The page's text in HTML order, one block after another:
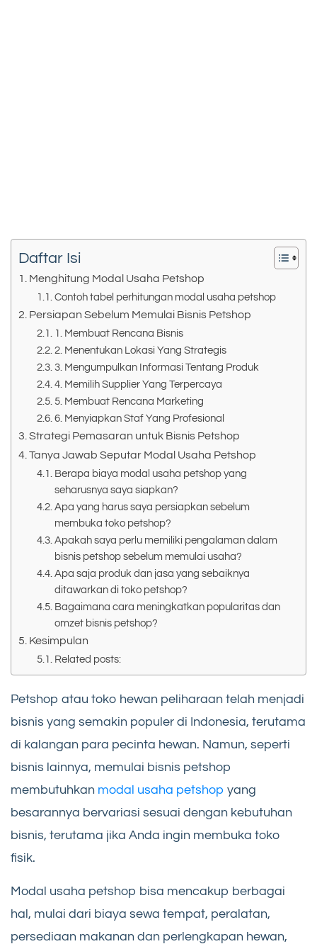
Daftar Isi
Menghitung Modal Usaha Petshop
Contoh tabel perhitungan modal usaha petshop
Persiapan Sebelum Memulai Bisnis Petshop
1. Membuat Rencana Bisnis
2. Menentukan Lokasi Yang Strategis
3. Mengumpulkan Informasi Tentang Produk
4. Memilih Supplier Yang Terpercaya
5. Membuat Rencana Marketing
6. Menyiapkan Staf Yang Profesional
Strategi Pemasaran untuk Bisnis Petshop
Tanya Jawab Seputar Modal Usaha Petshop
Berapa biaya modal usaha petshop yang
seharusnya saya siapkan?
Apa yang harus saya persiapkan sebelum
membuka toko petshop?
Apakah saya perlu memiliki pengalaman dalam
bisnis petshop sebelum memulai usaha?
Apa saja produk dan jasa yang sebaiknya
ditawarkan di toko petshop?
Bagaimana cara meningkatkan popularitas dan
omzet bisnis petshop?
Kesimpulan
Related posts:
Petshop atau toko hewan peliharaan telah menjadi
bisnis yang semakin populer di Indonesia, terutama
di kalangan para pecinta hewan. Namun, seperti
bisnis lainnya, memulai bisnis petshop
membutuhkan modal usaha petshop yang
besarannya bervariasi sesuai dengan kebutuhan
bisnis, terutama jika Anda ingin membuka toko
fisik.
Modal usaha petshop bisa mencakup berbagai
hal, mulai dari biaya sewa tempat, peralatan,
persediaan makanan dan perlengkapan hewan,